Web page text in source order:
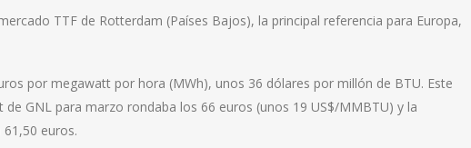
TTF de Rotterdam (Países Bajos), la principal referencia para Europa,
por megawatt por hora (MWh), unos 36 dólares por millón de BTU. Este
GNL para marzo rondaba los 66 euros (unos 19 US$/MMBTU) y la
euros.